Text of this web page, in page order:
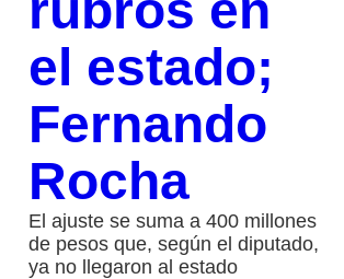
el estado;
Fernando
Rocha
El ajuste se suma a 400 millones
de pesos que, según el diputado,
ya no llegaron al estado